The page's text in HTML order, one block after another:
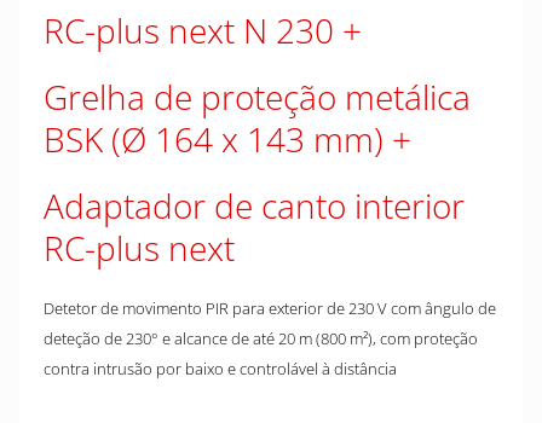
RC-plus next N 230
Grelha de proteção metálica
BSK (Ø 164 x 143 mm)
Adaptador de canto interior
RC-plus next
Detetor de movimento PIR para exterior de 230 V com ângulo de
deteção de 230° e alcance de até 20 m (800 m²), com proteção
contra intrusão por baixo e controlável à distância